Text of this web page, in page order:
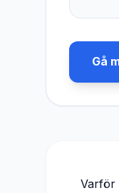
Gå
Varför